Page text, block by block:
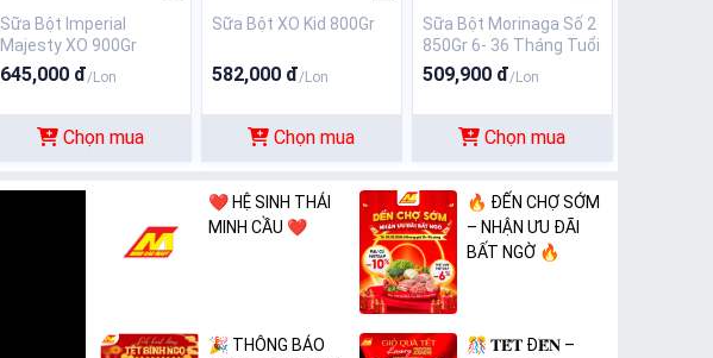
Sữa Bột Imperial
Majesty XO 900Gr
645,000 đ/Lon
Chọn mua
Sữa Bột XO Kid 800Gr
582,000 đ/Lon
Chọn mua
Sữa Bột Morinaga Số 2
850Gr 6- 36 Tháng Tuổi
509,900 đ/Lon
Chọn mua
❤️ HỆ SINH THÁI
MINH CẦU ❤️
🔥 ĐẾN CHỢ SỚM
– NHẬN ƯU ĐÃI
BẤT NGỜ 🔥
🎉 THÔNG BÁO
🎊 𝐓𝐄̂́𝐓 Đ𝐄̂́𝐍 –